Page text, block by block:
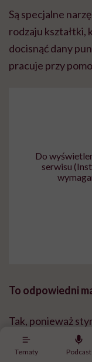
Tematy Podcast
Są specjalne
rodzaju kształtki,
docisnąć dany
pracuje przy
Do
serwisu
To odpowiedni
Tak, ponieważ
masażu pobudza
obronne, więc